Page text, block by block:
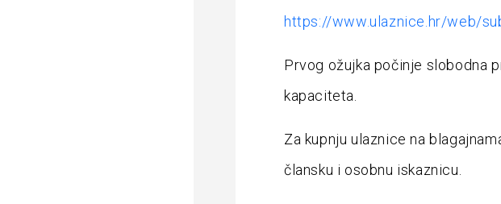
https://www.ulaznice.hr/web/
Prvog ožujka počinje slobodna
kapaciteta.
Za kupnju ulaznice na
člansku i osobnu iskaznicu.